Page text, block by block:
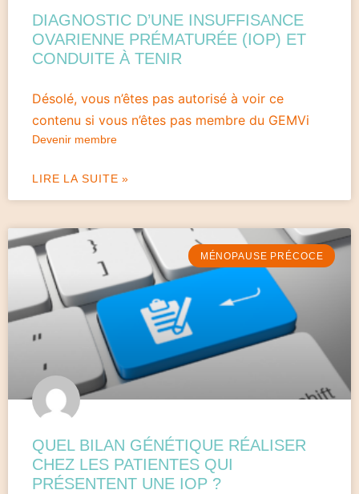
DIAGNOSTIC D’UNE INSUFFISANCE
OVARIENNE PRÉMATURÉE (IOP) ET
CONDUITE À TENIR
Désolé, vous n’êtes pas autorisé à voir ce
contenu si vous n’êtes pas membre du GEMVi
Devenir membre
LIRE LA SUITE »
MÉNOPAUSE PRÉCOCE
QUEL BILAN GÉNÉTIQUE RÉALISER
CHEZ LES PATIENTES QUI
PRÉSENTENT UNE IOP ?